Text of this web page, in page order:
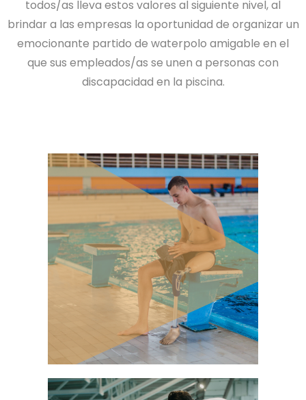
todos/as lleva estos valores al siguiente nivel, al
brindar a las empresas la oportunidad de organizar un
emocionante partido de waterpolo amigable en el
que sus empleados/as se unen a personas con
discapacidad en la piscina.